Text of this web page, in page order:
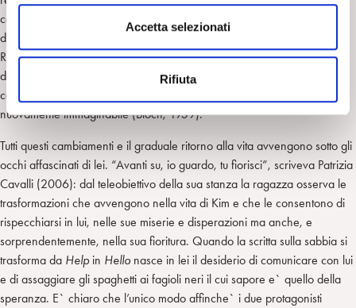
n
s
e
n
s
o
Accetta selezionati
Rifiuta
cerchera` in tutti i modi di fare germogliare dei semi, trovati nel guano
degli uccelli, per produrre grano e potere cucinare degli spaghetti.
Riuscire a produrre con le proprie energie e risorse una pannocchia
diventa per lui di
importanza: ora ha trovato il suo posto e la sua
casa e questo lo rende meno solo e disperato perche´ il futuro diventa
nuovamente immaginabile (Bloch, 1959).
Tutti questi cambiamenti e il graduale ritorno alla vita avvengono sotto gli
occhi affascinati di lei. “Avanti su, io guardo, tu fiorisci”, scriveva Patrizia
Cavalli (2006): dal teleobiettivo della sua stanza la ragazza osserva le
trasformazioni che avvengono nella vita di Kim e che le consentono di
rispecchiarsi in lui, nelle sue miserie e disperazioni ma anche, e
sorprendentemente, nella sua fioritura. Quando la scritta sulla sabbia si
trasforma da Help in Hello nasce in lei il desiderio di comunicare con lui
e di assaggiare gli spaghetti ai fagioli neri il cui sapore e` quello della
speranza. E` chiaro che l’unico modo affinche` i due protagonisti